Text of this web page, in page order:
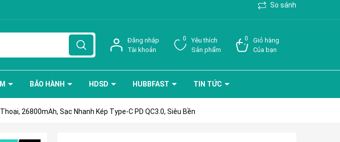
So sánh
Đăng nhập
Tài khoản
0
Yêu thích
Sản phẩm
0
Giỏ hàng
Của bạn
BẢO HÀNH HDSD HUBBFAST TIN TỨC
26800mAh, Sạc Nhanh Kép Type-C PD QC3.0, Siêu Bền